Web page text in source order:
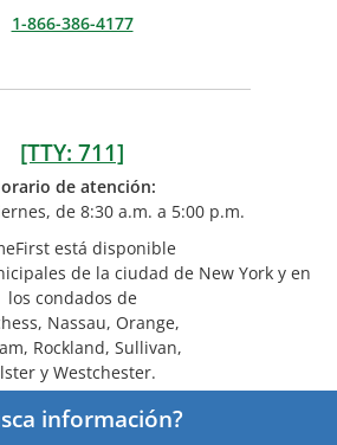
1-866-386-4177
[TTY: 711]
de atención:
de 8:30 a.m. a 5:00 p.m.
está disponible
de la ciudad de New York y en
los condados de
Nassau, Orange,
Rockland, Sullivan,
y Westchester.
información?